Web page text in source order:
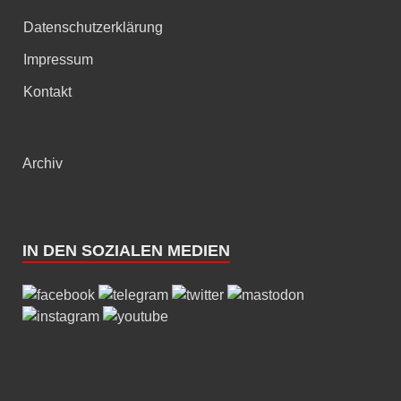
Datenschutzerklärung
Impressum
Kontakt
Archiv
IN DEN SOZIALEN MEDIEN